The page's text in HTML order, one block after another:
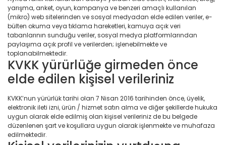
yarışma, anket, oyun, kampanya ve benzeri amaçlı kullanılan
(mikro) web sitelerinden ve sosyal medyadan elde edilen veriler, e-
bülten okuma veya tıklama hareketleri, kamuya açık veri
tabanlarının sunduğu veriler, sosyal medya platformlarından
paylaşıma açık profil ve verilerden; işlenebilmekte ve
toplanabilmektedir.
KVKK yürürlüğe girmeden önce
elde edilen kişisel verileriniz
KVKK’nun yürürlük tarihi olan 7 Nisan 2016 tarihinden önce, üyelik,
elektronik ileti izni, ürün / hizmet satın alma ve diğer şekillerde hukuka
uygun olarak elde edilmiş olan kişisel verileriniz de bu belgede
düzenlenen şart ve koşullara uygun olarak işlenmekte ve muhafaza
edilmektedir.